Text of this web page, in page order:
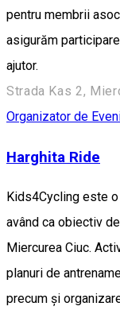
pentru membrii
asigurăm
ajutor.
Strada Kas 2,
Organizator de
Harghita Ride
Kids4Cycling este
având ca obiectiv
Miercurea Ciuc.
planuri de
precum și